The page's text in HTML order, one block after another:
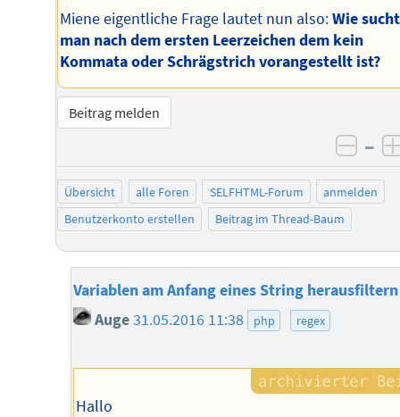
Miene eigentliche Frage lautet nun also:Wie sucht
man nach dem ersten Leerzeichen dem kein
Kommata oder Schrägstrich vorangestellt ist?
Beitrag melden
–
Übersicht alle Foren SELFHTML-Forum
anmelden
Benutzerkonto erstellen
Beitrag im Thread-Baum
Variablen am Anfang eines String herausfiltern
Auge31.05.2016 11:38 php regex
Hallo